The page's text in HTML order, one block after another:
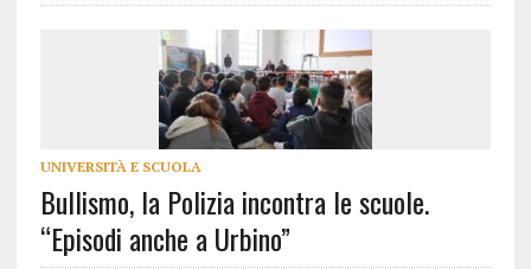
UNIVERSITÀ E SCUOLA
Bullismo, la Polizia incontra le scuole.
“Episodi anche a Urbino”